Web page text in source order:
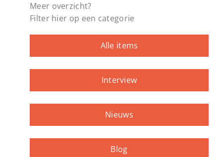
Meer overzicht?
Filter hier op een categorie
Alle items
Interview
Nieuws
Blog